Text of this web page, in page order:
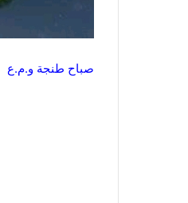
صباح طنجة و.م.ع